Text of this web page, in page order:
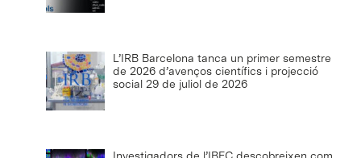
L’IRB Barcelona tanca un primer semestre
de 2026 d’avenços científics i projecció
social 29 de juliol de 2026